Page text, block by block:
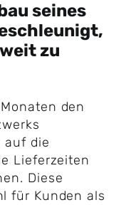
seines
zu
den
auf die
Lieferzeiten
Diese
für Kunden als